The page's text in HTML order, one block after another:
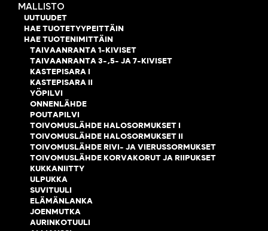
MALLISTO
UUTUUDET
HAE TUOTETYYPEITTÄIN
HAE TUOTENIMITTÄIN
TAIVAANRANTA 1-KIVISET
TAIVAANRANTA 3-,5- JA 7-KIVISET
KASTEPISARA I
KASTEPISARA II
YÖPILVI
ONNENLÄHDE
POUTAPILVI
TOIVOMUSLÄHDE HALOSORMUKSET I
TOIVOMUSLÄHDE HALOSORMUKSET II
TOIVOMUSLÄHDE RIVI- JA VIERUSSORMUKSET
TOIVOMUSLÄHDE KORVAKORUT JA RIIPUKSET
KUKKANIITTY
ULPUKKA
SUVITUULI
ELÄMÄNLANKA
JOENMUTKA
AURINKOTUULI